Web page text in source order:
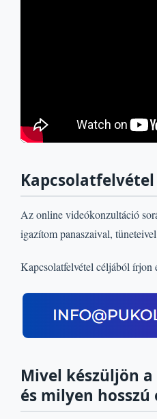
Kapcsolatfelvétel
Az online videókonzultáció
igazítom panaszaival,
Kapcsolatfelvétel céljából írjon
Mivel készüljön
és milyen